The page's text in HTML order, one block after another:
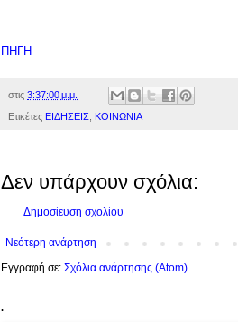
ΠΗΓΗ
στις 3:37:00 μ.μ.
Ετικέτες ΕΙΔΗΣΕΙΣ ΚΟΙΝΩΝΙΑ
Δεν υπάρχουν σχόλια:
Δημοσίευση σχολίου
Νεότερη ανάρτηση
Εγγραφή σε: Σχόλια ανάρτησης (Atom)
.